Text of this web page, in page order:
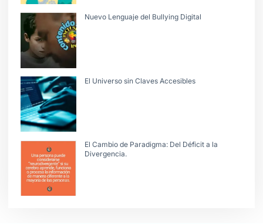
Nuevo Lenguaje del Bullying Digital
El Universo sin Claves Accesibles
El Cambio de Paradigma: Del Déficit a la
Divergencia.